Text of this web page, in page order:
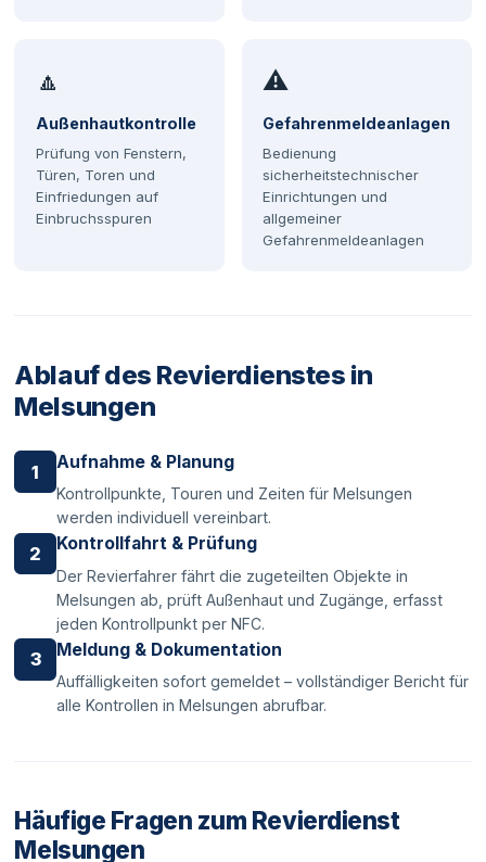
🔼
Außenhautkontrolle
Prüfung von Fenstern,
Türen, Toren und
Einfriedungen auf
Einbruchsspuren
⚠
Gefahrenmeldeanlagen
Bedienung
sicherheitstechnischer
Einrichtungen und
allgemeiner
Gefahrenmeldeanlagen
Ablauf des Revierdienstes in
Melsungen
1 Aufnahme & Planung
Kontrollpunkte, Touren und Zeiten für Melsungen
werden individuell vereinbart.
2 Kontrollfahrt & Prüfung
Der Revierfahrer fährt die zugeteilten Objekte in
Melsungen ab, prüft Außenhaut und Zugänge, erfasst
jeden Kontrollpunkt per NFC.
3 Meldung & Dokumentation
Auffälligkeiten sofort gemeldet – vollständiger Bericht für
alle Kontrollen in Melsungen abrufbar.
Häufige Fragen zum Revierdienst
Melsungen